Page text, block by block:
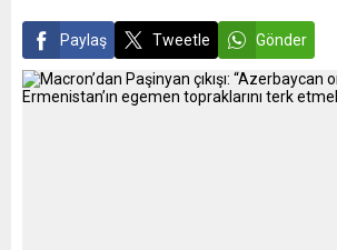
Paylaş Tweetle Gönder